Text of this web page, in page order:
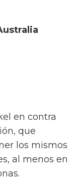
en contra
que
los mismos
al menos en